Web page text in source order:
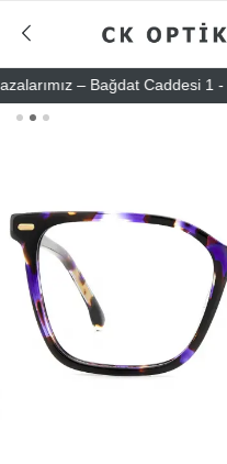
– Bağdat Caddesi 1 -